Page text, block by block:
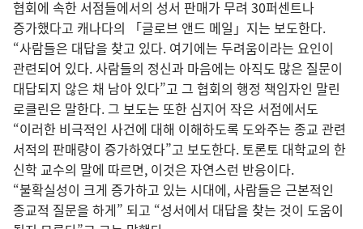
협회에 속한 서점들에서의 성서 판매가 무려 30퍼센트나
증가했다고 캐나다의 「글로브 앤드 메일」지는 보도한다.
“사람들은 대답을 찾고 있다. 여기에는 두려움이라는 요인이
관련되어 있다. 사람들의 정신과 마음에는 아직도 많은 질문이
대답되지 않은 채 남아 있다”고 그 협회의 행정 책임자인 말린
로클린은 말한다. 그 보도는 또한 심지어 작은 서점에서도
“이러한 비극적인 사건에 대해 이해하도록 도와주는 종교 관련
서적의 판매량이 증가하였다”고 보도한다. 토론토 대학교의 한
신학 교수의 말에 따르면, 이것은 자연스런 반응이다.
“불확실성이 크게 증가하고 있는 시대에, 사람들은 근본적인
종교적 질문을 하게” 되고 “성서에서 대답을 찾는 것이 도움이